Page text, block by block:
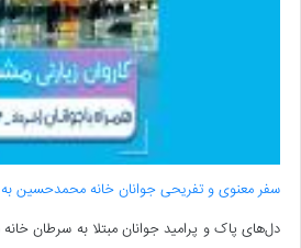
سفر معنوی و تفریحی جوانان خانه محمدحسین
دل‌های پاک و پرامید جوانان مبتلا به سرطان